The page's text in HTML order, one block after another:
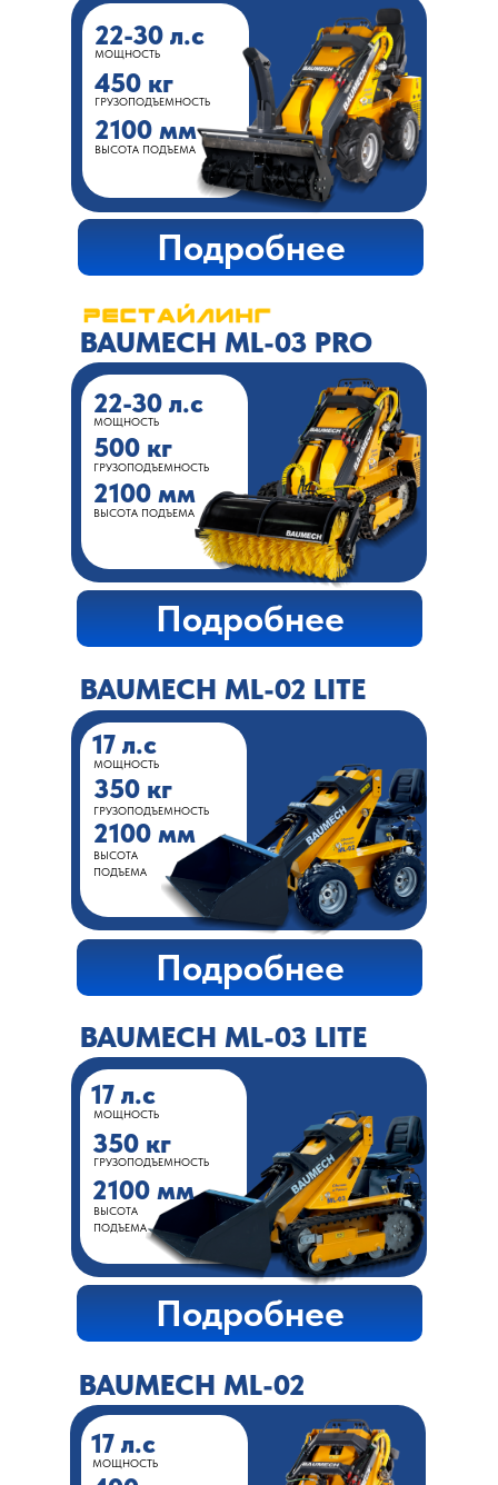
Подробнее
Подробнее
BAUMECH ML-02
BAUMECH ML-03 LITE
BAUMECH ML-03 PRO
17 л.с
22-30 л.с
22-30 л.с
500 кг
450 кг
2100 мм
2100 мм
МОЩНОСТЬ
МОЩНОСТЬ
МОЩНОСТЬ
ГРУЗОПОДЪЕМНОСТЬ
ГРУЗОПОДЪЕМНОСТЬ
ВЫСОТА ПОДЪЕМА
ВЫСОТА ПОДЪЕМА
Подробнее
Подробнее
BAUMECH ML-02 LITE
17 л.с
17 л.с
МОЩНОСТЬ
ГРУЗОПОДЪЕМНОСТЬ
350 кг
2100 мм
350 кг
МОЩНОСТЬ
ГРУЗОПОДЪЕМНОСТЬ
2100 мм
ВЫСОТА
ПОДЪЕМА
ВЫСОТА
ПОДЪЕМА